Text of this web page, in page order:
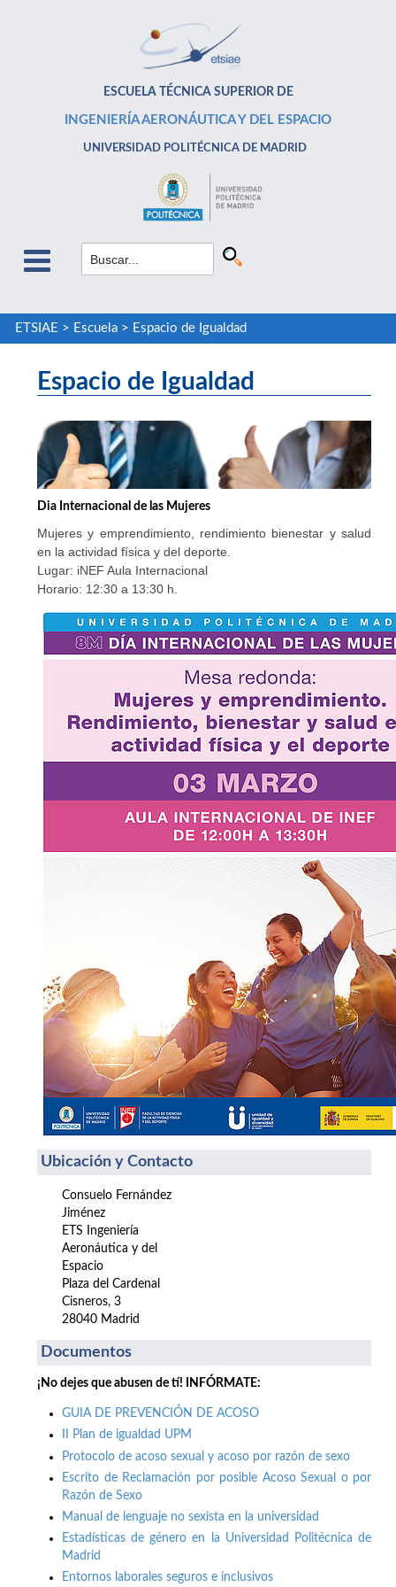
ESCUELA TÉCNICA SUPERIOR DE
INGENIERÍA AERONÁUTICA Y DEL ESPACIO
UNIVERSIDAD POLITÉCNICA DE MADRID
ETSIAE > Escuela> Espacio de Igualdad
Espacio de Igualdad
Dia Internacional de las Mujeres
Mujeres y emprendimiento, rendimiento bienestar y salud
en la actividad física y del deporte.
Lugar: iNEF Aula Internacional
Horario: 12:30 a 13:30 h.
Ubicación y Contacto
Consuelo Fernández
Jiménez
ETS Ingeniería
Aeronáutica y del
Espacio
Plaza del Cardenal
Cisneros, 3
28040 Madrid
Documentos
¡No dejes que abusen de tí! INFÓRMATE:
GUIA DE PREVENCIÓN DE ACOSO
II Plan de igualdad UPM
Protocolo de acoso sexual y acoso por razón de sexo
Escrito de Reclamación por posible Acoso Sexual o por
Razón de Sexo
Manual de lenguaje no sexista en la universidad
Estadísticas de género en la Universidad Politécnica de
Madrid
Entornos laborales seguros e inclusivos